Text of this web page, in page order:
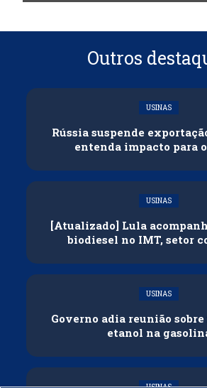
Outros
USINAS
Rússia suspende
entenda impacto para
USINAS
[Atualizado] Lula
biodiesel no IMT, setor
USINAS
Governo adia reunião
etanol na